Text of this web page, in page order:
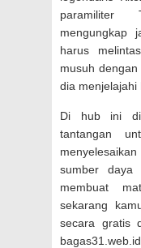
paramiliter
mengungkap
harus
musuh
dia menjelajahi
Di hub ini
tantangan
sumber daya
membuat
sekarang
secara gratis